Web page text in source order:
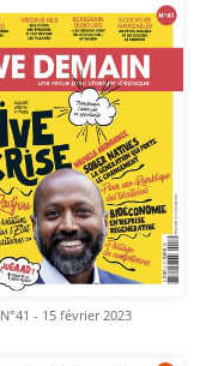
N°41 - 15 février 2023